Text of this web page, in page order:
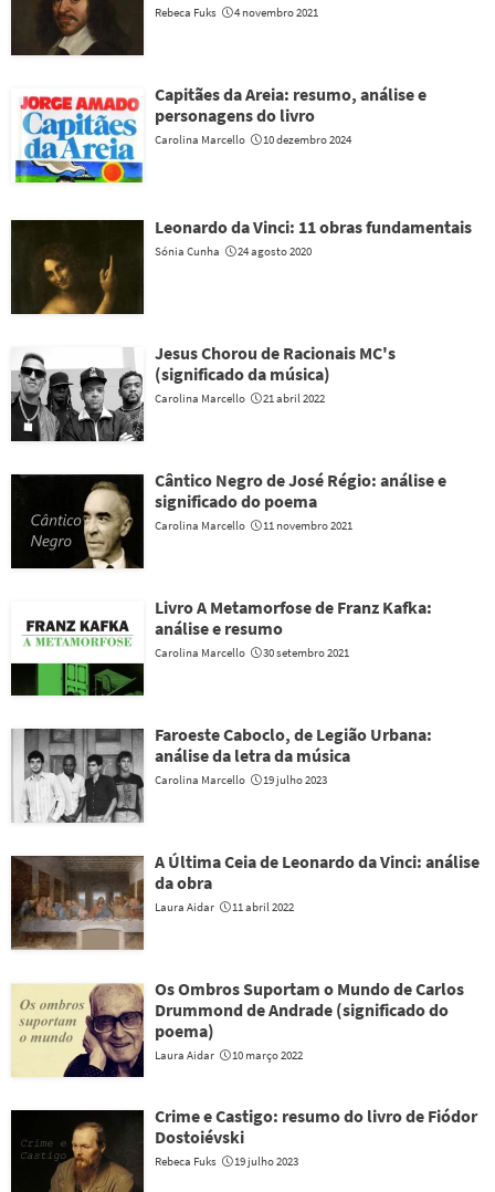
Rebeca Fuks 4 novembro 2021
Capitães da Areia: resumo, análise e
personagens do livro
Carolina Marcello 10 dezembro 2024
Leonardo da Vinci: 11 obras fundamentais
Sónia Cunha 24 agosto 2020
Jesus Chorou de Racionais MC's
(significado da música)
Carolina Marcello 21 abril 2022
Cântico Negro de José Régio: análise e
significado do poema
Carolina Marcello 11 novembro 2021
Livro A Metamorfose de Franz Kafka:
análise e resumo
Carolina Marcello 30 setembro 2021
Faroeste Caboclo, de Legião Urbana:
análise da letra da música
Carolina Marcello 19 julho 2023
A Última Ceia de Leonardo da Vinci: análise
da obra
Laura Aidar 11 abril 2022
Os Ombros Suportam o Mundo de Carlos
Drummond de Andrade (significado do
poema)
Laura Aidar 10 março 2022
Crime e Castigo: resumo do livro de Fiódor
Dostoiévski
Rebeca Fuks 19 julho 2023